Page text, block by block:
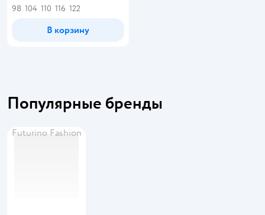
98 104 110 116 122
В корзину
Популярные бренды
Futurino Fashion